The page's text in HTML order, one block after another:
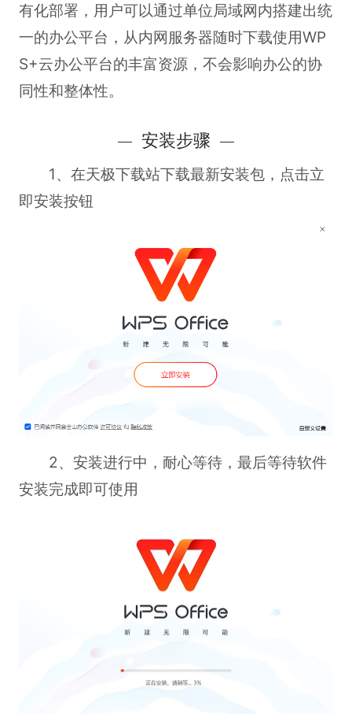
有化部署，用户可以通过单位局域网内搭建出统
一的办公平台，从内网服务器随时下载使用WP
S+云办公平台的丰富资源，不会影响办公的协
同性和整体性。
安装步骤
1、在天极下载站下载最新安装包，点击立
即安装按钮
2、安装进行中，耐心等待，最后等待软件
安装完成即可使用